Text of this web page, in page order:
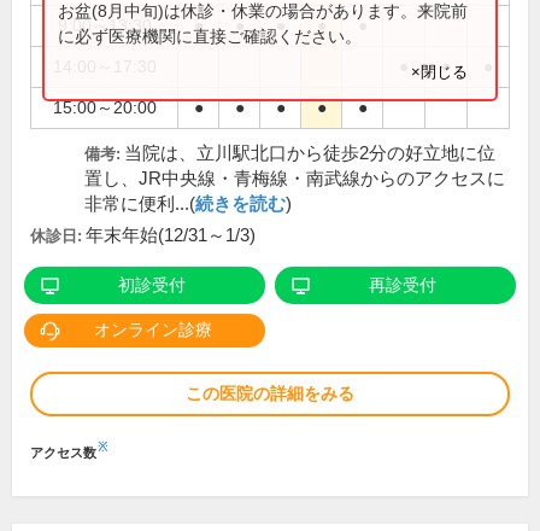
9:00～13:30 ● ● ● ● ●
●
15:00～20:00 ● ● ● ● ●
お盆(8月中旬)は休診・休業の場合があります。来院前
に必ず医療機関に直接ご確認ください。
×閉じる
備考: 当院は、立川駅北口から徒歩2分の好立地に位
置し、JR中央線・青梅線・南武線からのアクセスに
非常に便利...(続きを読む)
休診日: 年末年始(12/31～1/3)
初診受付 再診受付
オンライン診療
この医院の詳細をみる
アクセス数※